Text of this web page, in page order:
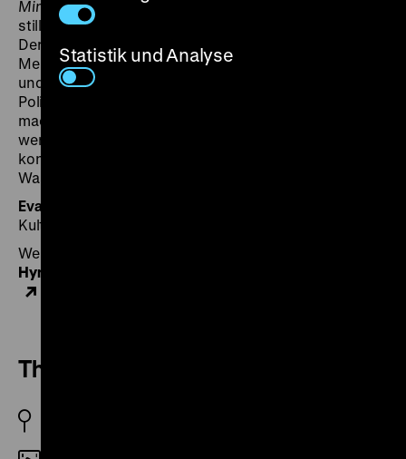
Miner’s Hymns
dagegen beginnt mit einem Flug über
stillgelegte Bergbaugebiete im Nordosten Englands.
Der elegische Soundtrack versetzt sofort in eine
Melancholie, die die folgenden Archivbilder von Arbeit
und Konflikten zwischen Bergarbeiter*innen und
Polizei als ins Heute wirkende Vergangenheit greifbar
macht. Die Archivbilder laufen verlangsamt ab, so
werden die Zuschauer*innen mit dem eigenen Blick
konfrontiert: Wie blicken wir auf industrielle Arbeit?
Was können wir aus der Vergangenheit lernen? (ph)
Eva Königshofen
Kulturjournalistin und Vermittlerin.
Weitere Notizen von Eva Königshofen zu
Hymns
The Miners’ Hymns
Statistik und Analyse